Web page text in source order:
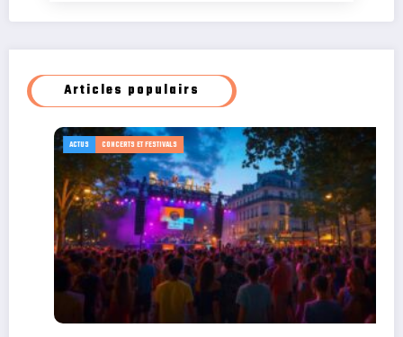
Articles populairs
ADVENTURE CONCERTS ET FESTIVALS